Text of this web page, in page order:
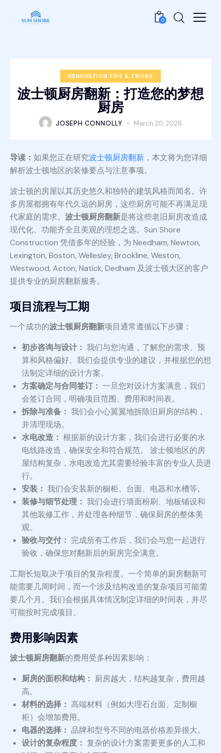
0
RENOVATION TIPS & TRICKS
波士顿厨房翻新：打造您的梦想
厨房
JOSEPH CONNOLLY March 20, 2026
导读： 如果您正在研究波士顿厨房翻新 ，本文将为您详细
解析波士顿地区的装修要点与注意事项。
波士顿的房屋以其历史悠久和独特的建筑风格而闻名。许
多房屋都拥有年代久远的厨房，这些厨房可能不再满足现
代家庭的需求。 波士顿厨房翻新是将这些老旧厨房改造成
现代化、功能齐全且美观的理想之选。Sun Shore
Construction 凭借多年的经验，为 Needham, Newton,
Lexington, Boston, Wellesley, Brookline, Weston,
Westwood, Acton, Natick, Dedham 及波士顿大区的客户
提供专业的厨房翻新服务。
项目流程与工期
一个成功的波士顿厨房翻新项目通常遵循以下步骤：
初步咨询与设计： 我们与您沟通，了解您的需求、预
算和风格偏好。我们会提供专业的建议，并根据您的想
法制定详细的设计方案。
方案确定与合同签订： 一旦您对设计方案满意，我们
会签订合同，明确项目范围、费用和时间表。
拆除与准备： 我们会小心翼翼地拆除旧厨房的结构，
并清理现场。
水电改造： 根据新的设计方案，我们会进行必要的水
电线路改造，确保安全和符合规范。 波士顿地区的房
屋结构复杂，水电改造尤其需要经验丰富的专业人员进
行。
安装： 我们会安装新的橱柜、台面、电器和水槽等。
装修与细节处理： 我们会进行墙面粉刷、地板铺设和
其他装修工作，并处理各种细节，确保厨房的整体美
观。
验收与交付： 完成所有工作后，我们会与您一起进行
验收，确保您对翻新后的厨房完全满意。
工期长短取决于项目的复杂程度。一个简单的厨房翻新可
能需要几周时间，而一个涉及结构改造的复杂项目可能需
要几个月。我们会根据具体情况制定详细的时间表，并尽
可能按时完成项目。
费用影响因素
波士顿厨房翻新的费用受多种因素影响：
厨房的面积和结构： 厨房越大，结构越复杂，费用越
高。
材料的选择： 高端材料（例如大理石台面、定制橱
柜）会增加费用。
电器的选择： 品牌和型号不同的电器价格差异很大。
设计的复杂程度： 复杂的设计方案需要更多的人工和